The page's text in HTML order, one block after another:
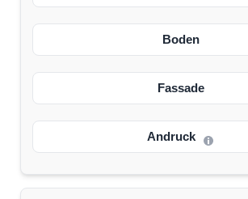
Boden
Fassade
Andruck